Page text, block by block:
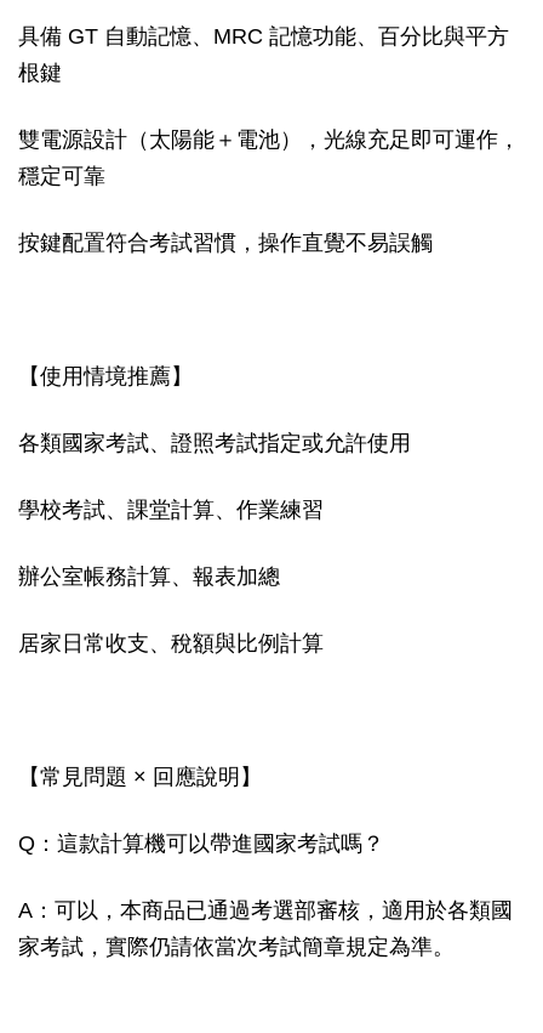
具備 GT 自動記憶、MRC 記憶功能、百分比與平方
根鍵
雙電源設計（太陽能＋電池），光線充足即可運作，
穩定可靠
按鍵配置符合考試習慣，操作直覺不易誤觸
【使用情境推薦】
各類國家考試、證照考試指定或允許使用
學校考試、課堂計算、作業練習
辦公室帳務計算、報表加總
居家日常收支、稅額與比例計算
【常見問題 × 回應說明】
Q：這款計算機可以帶進國家考試嗎？
A：可以，本商品已通過考選部審核，適用於各類國
家考試，實際仍請依當次考試簡章規定為準。